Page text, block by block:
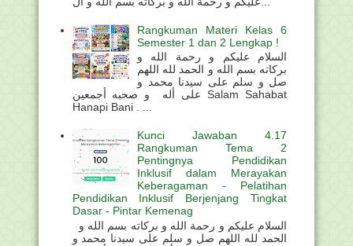
Rangkuman Materi Kelas 6
Semester 1 dan 2 Lengkap !
السلام عليكم و رحمة الله و
بركاته بسم الله و الحمد لله اللهم
صل و سلم على سيدنا محمد و
على أله و صحبه أجمعين Salam Sahabat
Hanapi Bani . ...
Kunci Jawaban 4.17
Rangkuman Tema 2
Pentingnya Pendidikan
Inklusif dalam Merayakan
Keberagaman - Pelatihan
Pendidikan Inklusif Berjenjang Tingkat
Dasar - Pintar Kemenag
الحمد لله اللهم صل و سلم على سيدنا محمد و